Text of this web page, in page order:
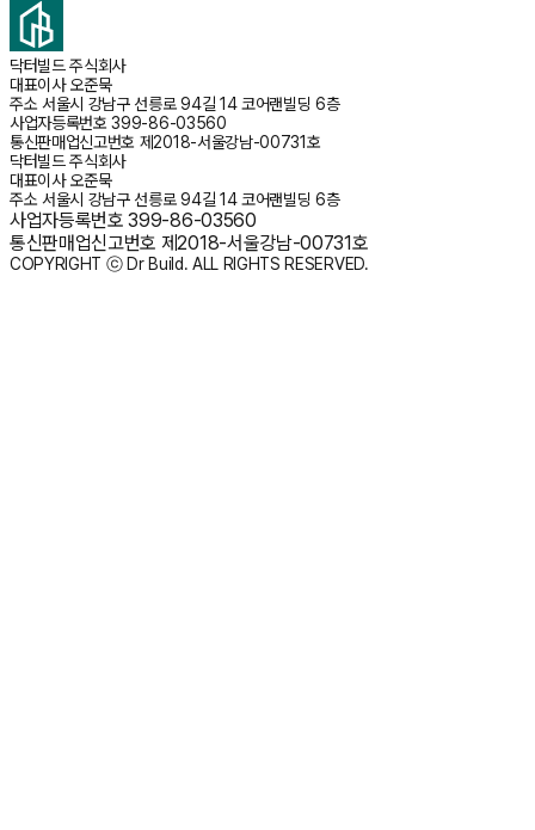
닥터빌드 주식회사
대표이사오준묵
주소 서울시 강남구 선릉로 94길 14 코어랜빌딩 6층
사업자등록번호 399-86-03560
통신판매업신고번호 제2018-서울강남-00731호
닥터빌드 주식회사
대표이사오준묵
주소 서울시 강남구 선릉로 94길 14 코어랜빌딩 6층
사업자등록번호 399-86-03560
통신판매업신고번호 제2018-서울강남-00731호
COPYRIGHT ⓒ Dr Build. ALL RIGHTS RESERVED.